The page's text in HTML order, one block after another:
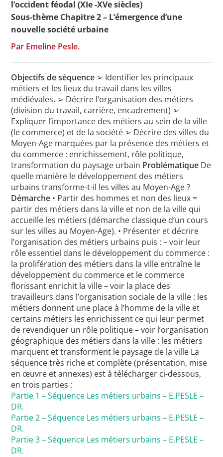
Toutes les actualités
Les rendez-vous de l’APHG
Concours de recrutement
Concours scolaires
Conférences, tables rondes
Critique d’ouvrages publiés
Culture
l’occident féodal (XIe -XVe siècles)
Sous-thème Chapitre 2 – L’émergence d’une
nouvelle société urbaine
Par Emeline Pesle.
Objectifs de séquence ➢ Identifier les principaux
métiers et les lieux du travail dans les villes
médiévales. ➢ Décrire l’organisation des métiers
(division du travail, carrière, encadrement) ➢
Expliquer l’importance des métiers au sein de la ville
(le commerce) et de la société ➢ Décrire des villes du
Moyen-Age marquées par la présence des métiers et
du commerce : enrichissement, rôle politique,
transformation du paysage urbain Problématique De
quelle manière le développement des métiers
urbains transforme-t-il les villes au Moyen-Age ?
Démarche • Partir des hommes et non des lieux =
partir des métiers dans la ville et non de la ville qui
accueille les métiers (démarche classique d’un cours
sur les villes au Moyen-Age). • Présenter et décrire
l’organisation des métiers urbains puis : – voir leur
rôle essentiel dans le développement du commerce :
la prolifération des métiers dans la ville entraîne le
développement du commerce et le commerce
florissant enrichit la ville – voir la place des
travailleurs dans l’organisation sociale de la ville : les
métiers donnent une place à l’homme de la ville et
certains métiers les enrichissent ce qui leur permet
de revendiquer un rôle politique – voir l’organisation
géographique des métiers dans la ville : les métiers
marquent et transforment le paysage de la ville La
séquence très riche et complète (présentation, mise
en œuvre et annexes) est à télécharger ci-dessous,
en trois parties :
Partie 1 – Séquence Les métiers urbains – E.PESLE –
DR.
Partie 2 – Séquence Les métiers urbains – E.PESLE –
DR.
Partie 3 – Séquence Les métiers urbains – E.PESLE –
DR.